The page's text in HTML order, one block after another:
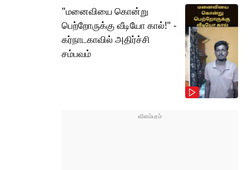
"மனைவியை கொன்று
பெற்றோருக்கு வீடியோ கால்!" -
கர்நாடகாவில் அதிர்ச்சி
சம்பவம்